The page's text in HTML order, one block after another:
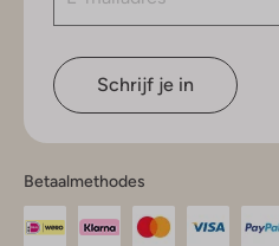
Schrijf je in
Betaalmethodes